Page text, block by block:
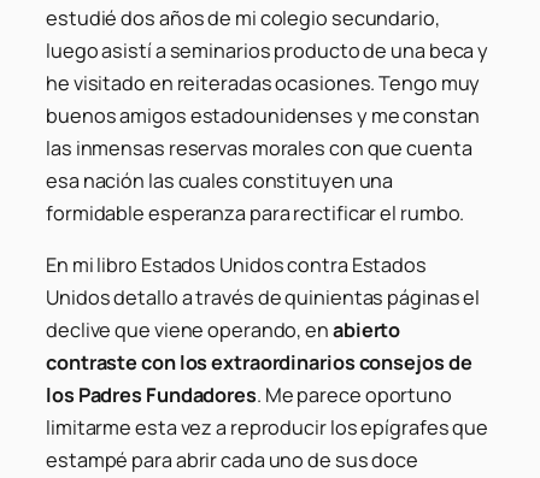
estudié dos años de mi colegio secundario,
luego asistí a seminarios producto de una beca y
he visitado en reiteradas ocasiones. Tengo muy
buenos amigos estadounidenses y me constan
las inmensas reservas morales con que cuenta
esa nación las cuales constituyen una
formidable esperanza para rectificar el rumbo.
En mi libro Estados Unidos contra Estados
Unidosdetallo a través de quinientas páginas el
declive que viene operando, enabierto
contraste con los extraordinarios consejos de
los Padres Fundadores. Me parece oportuno
limitarme esta vez a reproducir los epígrafes que
estampé para abrir cada uno de sus doce